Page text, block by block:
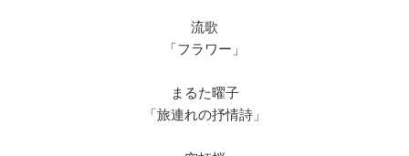
流歌
「フラワー」
まるた曜子
「旅連れの抒情詩」